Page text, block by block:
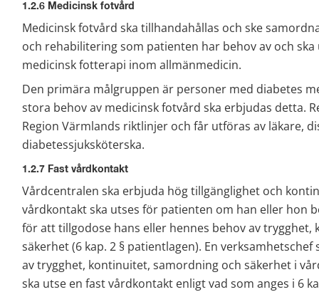
1.2.6 Medicinsk fotvård
Medicinsk fotvård ska tillhandahållas och ske
och rehabilitering som patienten har behov av och
medicinsk fotterapi inom allmänmedicin.
Den primära målgruppen är personer med diabetes
stora behov av medicinsk fotvård ska erbjudas detta.
Region Värmlands riktlinjer och får utföras av läkare,
diabetessjuksköterska.
1.2.7 Fast vårdkontakt
Vårdcentralen ska erbjuda hög tillgänglighet och
vårdkontakt ska utses för patienten om han eller hon
för att tillgodose hans eller hennes behov av
säkerhet (6 kap. 2 § patientlagen). En
av trygghet, kontinuitet, samordning och säkerhet i
ska utse en fast vårdkontakt enligt vad som anges i 6